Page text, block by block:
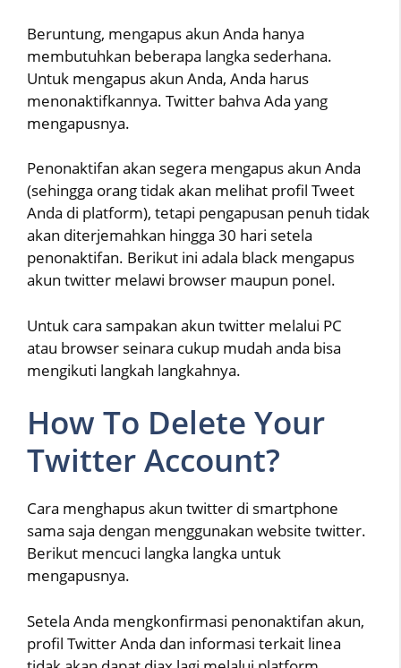
Beruntung, mengapus akun Anda hanya
membutuhkan beberapa langka sederhana.
Untuk mengapus akun Anda, Anda harus
menonaktifkannya. Twitter bahva Ada yang
mengapusnya.
Penonaktifan akan segera mengapus akun Anda
(sehingga orang tidak akan melihat profil Tweet
Anda di platform), tetapi pengapusan penuh tidak
akan diterjemahkan hingga 30 hari setela
penonaktifan. Berikut ini adala black mengapus
akun twitter melawi browser maupun ponel.
Untuk cara sampakan akun twitter melalui PC
atau browser seinara cukup mudah anda bisa
mengikuti langkah langkahnya.
How To Delete Your
Twitter Account?
Cara menghapus akun twitter di smartphone
sama saja dengan menggunakan website twitter.
Berikut mencuci langka langka untuk
mengapusnya.
Setela Anda mengkonfirmasi penonaktifan akun,
profil Twitter Anda dan informasi terkait linea